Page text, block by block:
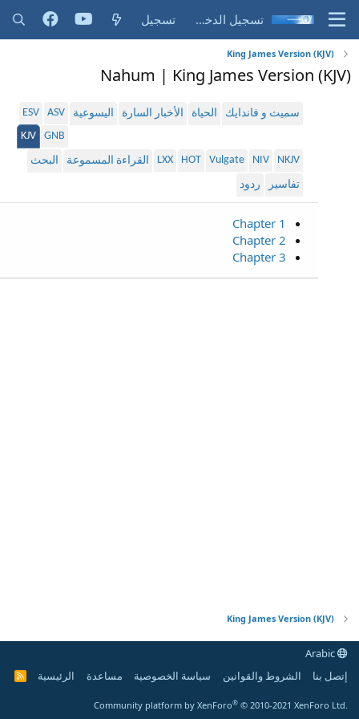
تسجيل الدخول تسجيل
King James Version (KJV)
Nahum | King James Version (KJV)
سميث و فاندايك الحياة الأخبار السارة اليسوعية ASV
ESV
GNB
KJV
NKJV
NIV
Vulgate
HOT
LXX القراءة المسموعة
البحث
تفاسير
ردود
Chapter 1
Chapter 2
Chapter 3
King James Version (KJV)
إتصل بنا
الشروط والقوانين سياسة الخصوصية مساعدة الرئيسية
R
Community platform by XenForo® © 2010-2021 XenForo Ltd.